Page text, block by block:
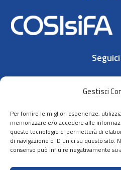
Gestisci
Per fornire le migliori esperienze,
memorizzare e/o accedere alle
queste tecnologie ci permetterà di
di navigazione o ID unici su questo sito.
consenso può influire negativamente
Contatti
Privacy policy